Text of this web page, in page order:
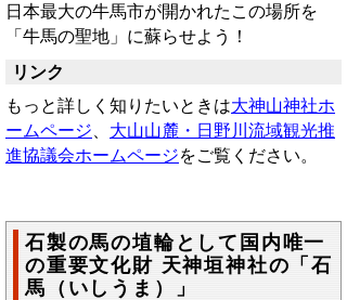
日本最大の牛馬市が開かれたこの場所を
「牛馬の聖地」に蘇らせよう！
リンク
もっと詳しく知りたいときは大神山神社ホ
ームページ
大山山麓・日野川流域観光推
進協議会ホームページをご覧ください。
石製の馬の埴輪として国内唯一
の重要文化財 天神垣神社の「石
馬（いしうま）」